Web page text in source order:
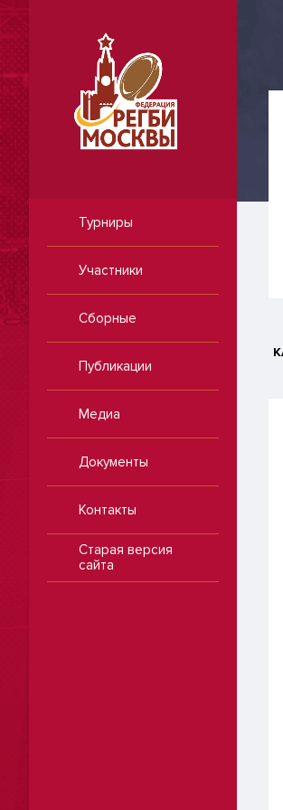
Турниры
Участники
Сборные
Публикации
Медиа
Документы
Контакты
Старая версия
сайта